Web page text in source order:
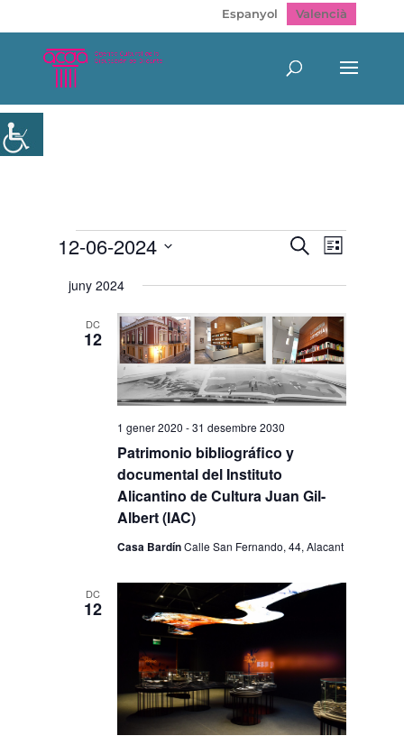
Espanyol Valencià
Esdeveniments
Navegació
visual
i
Cerca
de
Llista
12-06-2024
una
juny 2024
DC
12
Patrimonio bibliográfico y
documental del Instituto
Alicantino de Cultura Juan Gil-
Albert (IAC)
1 gener 2020 -31 desembre 2030
Casa BardínCalle San Fernando, 44, Alacant
DC
12